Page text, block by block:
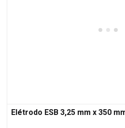
Elétrodo ESB 3,25 mm x 350